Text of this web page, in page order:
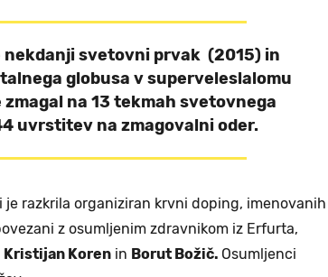
nekdanji svetovni prvak (2015) in
globusa v superveleslalomu
na 13 tekmah svetovnega
uvrstitev na zmagovalni oder.
je razkrila organiziran krvni doping, imenovanih
z osumljenim zdravnikom iz Erfurta,
Kristijan Koren in Borut Božič. Osumljenci